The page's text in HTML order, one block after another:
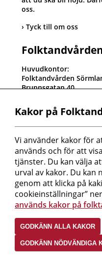
oss.
Tyck till om oss
Huvudkontor:
Folktandvården
Brunnsgatan 40
Kundtjänst: 0155-24 76
Orgnr: 556820-2625
Folktandvården
Box 543
611 10 Nyköping
Referenskod måste
Peppol-id:
Mer information om
Följ oss i
Kakor på
Vi använder kakor för
används och för att
tjänster. Du kan välja
urval av kakor. Du kan
genom att klicka på
cookieinställningar”
används kakor på
GODKÄNN ALLA KAKOR
GODKÄNN NÖDVÄNDIGA